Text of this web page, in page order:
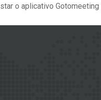
o aplicativo